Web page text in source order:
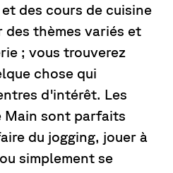
des cours de cuisine
des thèmes variés et
; vous trouverez
chose qui
d'intérêt. Les
Main sont parfaits
du jogging, jouer à
simplement se